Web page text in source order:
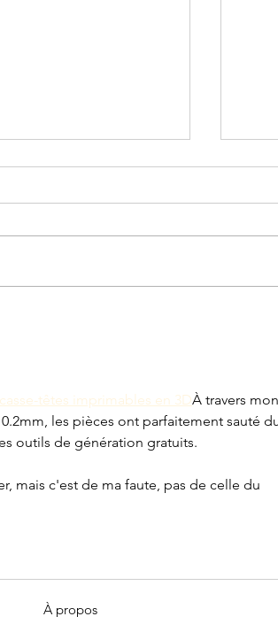
têtes imprimables en 3DÀ travers
les pièces ont parfaitement sauté
outils de génération gratuits.
mais c'est de ma faute, pas de celle du
À propos